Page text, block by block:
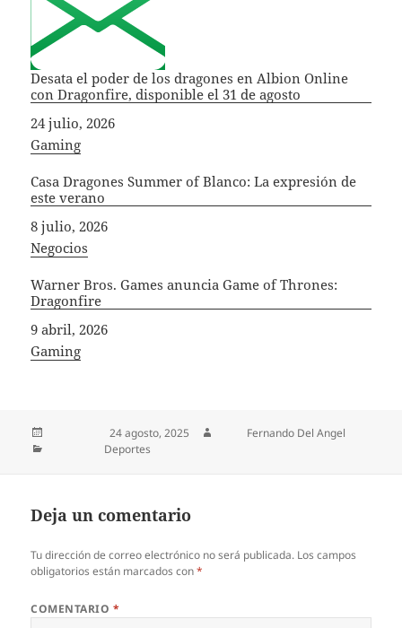
Desata el poder de los dragones en Albion Online
con Dragonfire, disponible el 31 de agosto
Fecha
24 julio, 2026
In relation to
Gaming
Casa Dragones Summer of Blanco: La expresión de
este verano
Fecha
8 julio, 2026
In relation to
Negocios
Warner Bros. Games anuncia Game of Thrones:
Dragonfire
Fecha
9 abril, 2026
In relation to
Gaming
Publicado el24 agosto, 2025
Fernando Del Angel
Deportes
Deja un comentario
Tu dirección de correo electrónico no será publicada. Los campos
obligatorios están marcados con*
COMENTARIO *